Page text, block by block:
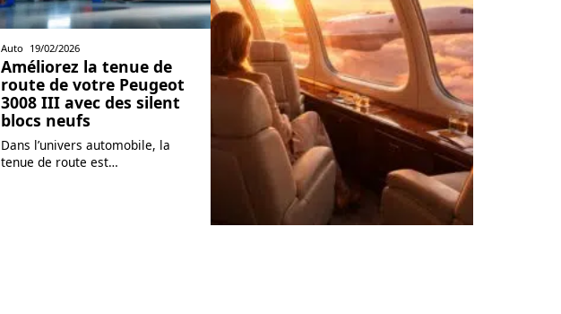
Auto 19/02/2026
Améliorez la tenue de
route de votre Peugeot
3008 III avec des silent
blocs neufs
Dans l’univers automobile, la
tenue de route est…